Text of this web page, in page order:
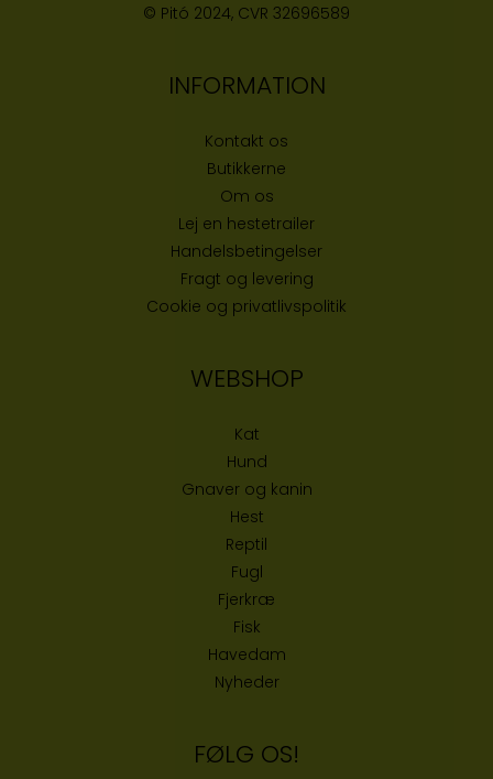
© Pitó 2024, CVR 32696589
INFORMATION
Kontakt os
Butikkerne
Om os
Lej en hestetrailer
Handelsbetingelser
Fragt og levering
Cookie og privatlivspolitik
WEBSHOP
Kat
Hund
Gnaver og kanin
Hest
Reptil
Fugl
Fjerkræ
Fisk
Havedam
Nyheder
FØLG OS!